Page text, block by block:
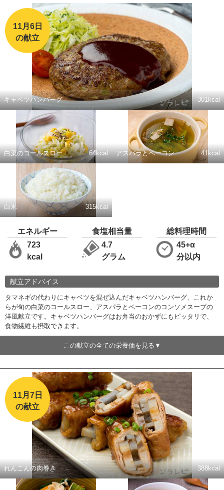
11月6日
の献立
キャベツハンバーグ 301kcal
白菜のコールスロー 64kcal アスパラとベーコンのコンソメスープ 41kcal
白米 315kcal
エネルギー
723
kcal
食塩相当量
4.7
グラム
総料理時間
45+α
分以内
献立アドバイス
タマネギの代わりにキャベツを混ぜ込んだキャベツハンバーグ、これか
らが旬の白菜のコールスロー、アスパラとベーコンのコンソメスープの
洋風献立です。キャベツハンバーグはお弁当のおかずにもピッタリで、
食物繊維も摂取できます。
この献立の全ての栄養価を見る
11月7日
の献立
れんこんの肉巻き 388kcal